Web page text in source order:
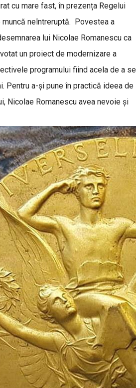
cu mare fast, în prezența Regelui
muncă neîntreruptă. Povestea a
lui Nicolae Romanescu ca
un proiect de modernizare a
programului fiind acela de a se
Pentru a-și pune în practică ideea de
Nicolae Romanescu avea nevoie și